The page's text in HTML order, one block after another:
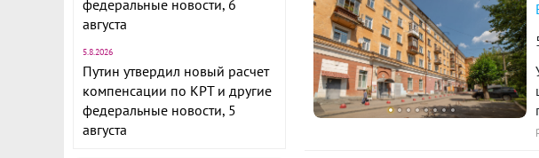
федеральные новости, 6
августа
5.8.2026
Путин утвердил новый расчет
компенсации по КРТ и другие
федеральные новости, 5
августа
гарантия тепла и звукоизоляции.
Выполнен хороший ремонт:
стеклопакеты, натяжной
поменяны радиаторы
керамогранит и плитка. В
гардеробная комната. В
Ежемесячный платёж 79 700
Расчёт по аннуитетной формуле и является